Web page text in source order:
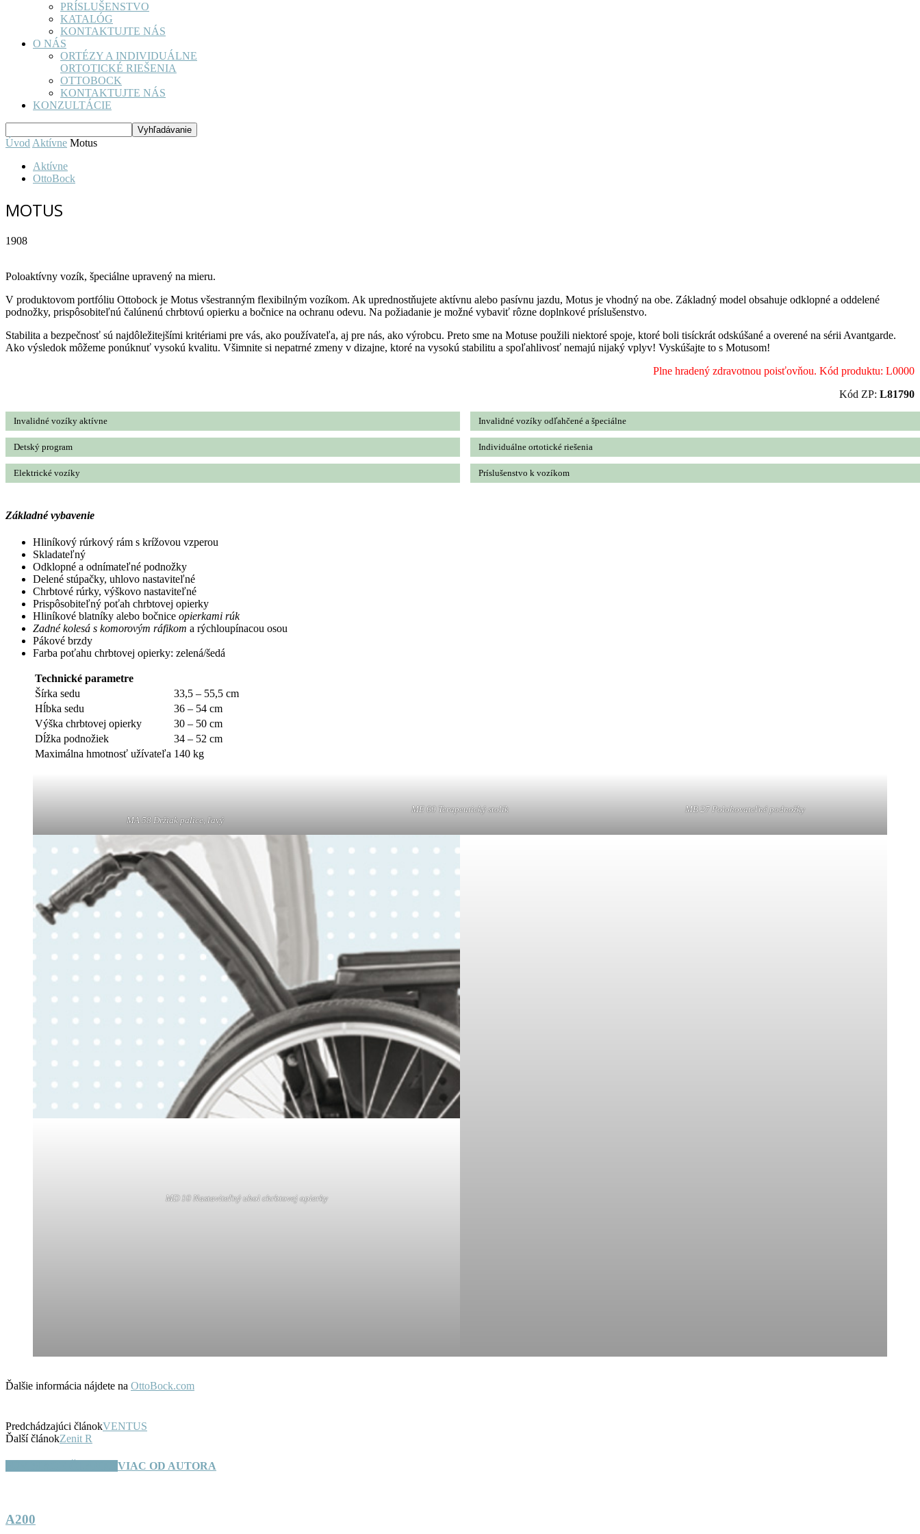
PRÍSLUŠENSTVO
KATALÓG
KONTAKTUJTE NÁS
O NÁS
ORTÉZY A INDIVIDUÁLNE
ORTOTICKÉ RIEŠENIA
OTTOBOCK
KONTAKTUJTE NÁS
KONZULTÁCIE
Úvod Aktívne Motus
Aktívne
OttoBock
MOTUS
1908
Poloaktívny vozík, špeciálne upravený na mieru.
V produktovom portfóliu Ottobock je Motus všestranným flexibilným vozíkom. Ak uprednostňujete aktívnu alebo pasívnu jazdu, Motus je vhodný na obe. Základný model obsahuje odklopné a oddelené
podnožky, prispôsobiteľnú čalúnenú chrbtovú opierku a bočnice na ochranu odevu. Na požiadanie je možné vybaviť rôzne doplnkové príslušenstvo.
Stabilita a bezpečnosť sú najdôležitejšími kritériami pre vás, ako používateľa, aj pre nás, ako výrobcu. Preto sme na Motuse použili niektoré spoje, ktoré boli tisíckrát odskúšané a overené na sérii Avantgarde.
Ako výsledok môžeme ponúknuť vysokú kvalitu. Všimnite si nepatrné zmeny v dizajne, ktoré na vysokú stabilitu a spoľahlivosť nemajú nijaký vplyv! Vyskúšajte to s Motusom!
Plne hradený zdravotnou poisťovňou. Kód produktu: L0000
Kód ZP: L81790
Invalidné vozíky aktívne Invalidné vozíky odľahčené a špeciálne
Detský program Individuálne ortotické riešenia
Elektrické vozíky Príslušenstvo k vozíkom
Základné vybavenie
Hliníkový rúrkový rám s krížovou vzperou
Skladateľný
Odklopné a odnímateľné podnožky
Delené stúpačky, uhlovo nastaviteľné
Chrbtové rúrky, výškovo nastaviteľné
Prispôsobiteľný poťah chrbtovej opierky
Hliníkové blatníky alebo bočnice opierkami rúk
Zadné kolesá s komorovým ráfikom a rýchloupínacou osou
Pákové brzdy
Farba poťahu chrbtovej opierky: zelená/šedá
Technické parametre
Šírka sedu
33,5 – 55,5 cm
Hĺbka sedu
36 – 54 cm
Výška chrbtovej opierky
30 – 50 cm
Dĺžka podnožiek
34 – 52 cm
Maximálna hmotnosť užívateľa 140 kg
MA 58 Držiak palice, ľavý
ME 60 Terapeutický stolík MB 27 Polohovateľné podnožky
MD 10 Nastaviteľný uhol chrbtovej opierky
Ďalšie informácia nájdete na OttoBock.com
Predchádzajúci článokVENTUS
Ďalší článokZenit R
VIAC OD AUTORA
A200